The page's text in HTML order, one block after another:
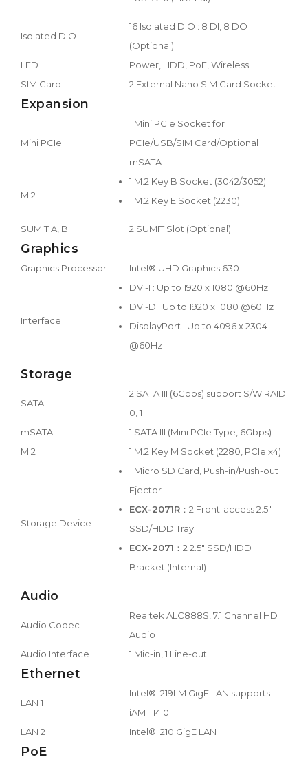
Isolated DIO
16 Isolated DIO : 8 DI, 8 DO
(Optional)
LED
Power, HDD, PoE, Wireless
SIM Card
2 External Nano SIM Card Socket
Expansion
Mini PCIe
1 Mini PCIe Socket for
PCIe/USB/SIM Card/Optional
mSATA
M.2
1 M.2 Key B Socket (3042/3052)
1 M.2 Key E Socket (2230)
SUMIT A, B 2 SUMIT Slot (Optional)
Graphics
Graphics Processor Intel® UHD Graphics 630
Interface
DVI-I : Up to 1920 x 1080 @60Hz
DVI-D : Up to 1920 x 1080 @60Hz
DisplayPort : Up to 4096 x 2304
@60Hz
Storage
SATA
2 SATA III (6Gbps) support S/W RAID
0, 1
mSATA
1 SATA III (Mini PCIe Type, 6Gbps)
M.2
1 M.2 Key M Socket (2280, PCIe x4)
Storage Device
1 Micro SD Card, Push-in/Push-out
Ejector
ECX-2071R ：2 Front-access 2.5"
SSD/HDD Tray
ECX-2071 ：2 2.5" SSD/HDD
Bracket (Internal)
Audio
Audio Codec
Realtek ALC888S, 7.1 Channel HD
Audio
Audio Interface
1 Mic-in, 1 Line-out
Ethernet
LAN 1
Intel® I219LM GigE LAN supports
iAMT 14.0
LAN 2
Intel® I210 GigE LAN
PoE